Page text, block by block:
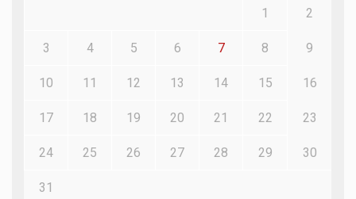
1 2
3 4 5 6 7 8 9
10 11 12 13 14 15 16
17 18 19 20 21 22 23
24 25 26 27 28 29 30
31